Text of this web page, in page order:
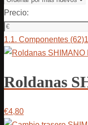
Precio:
1.1. Componentes (62)
Roldanas
€4,80